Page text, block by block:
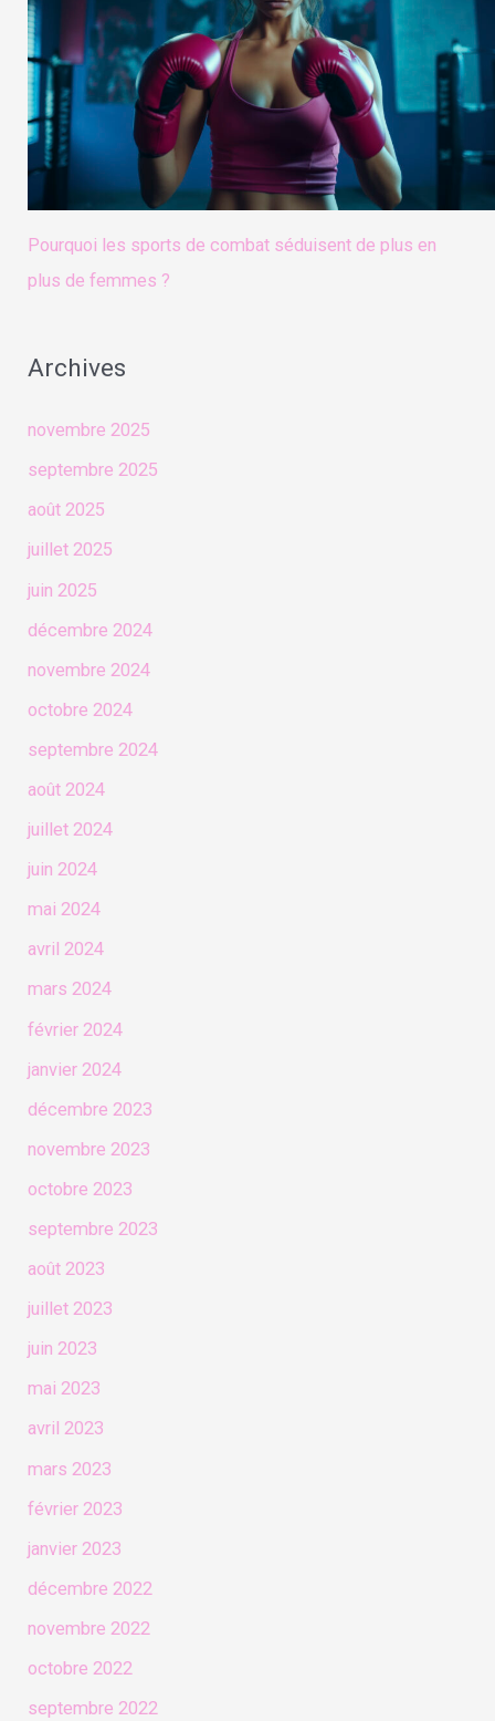
Pourquoi les sports de combat séduisent de plus en
plus de femmes ?
Archives
novembre 2025
septembre 2025
août 2025
juillet 2025
juin 2025
décembre 2024
novembre 2024
octobre 2024
septembre 2024
août 2024
juillet 2024
juin 2024
mai 2024
avril 2024
mars 2024
février 2024
janvier 2024
décembre 2023
novembre 2023
octobre 2023
septembre 2023
août 2023
juillet 2023
juin 2023
mai 2023
avril 2023
mars 2023
février 2023
janvier 2023
décembre 2022
novembre 2022
octobre 2022
septembre 2022